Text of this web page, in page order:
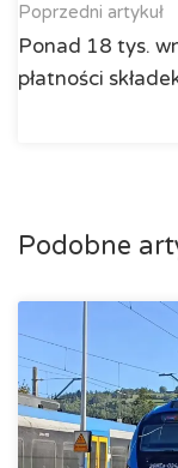
Poprzedni artykuł
Ponad 18 tys.
płatności
Podobne